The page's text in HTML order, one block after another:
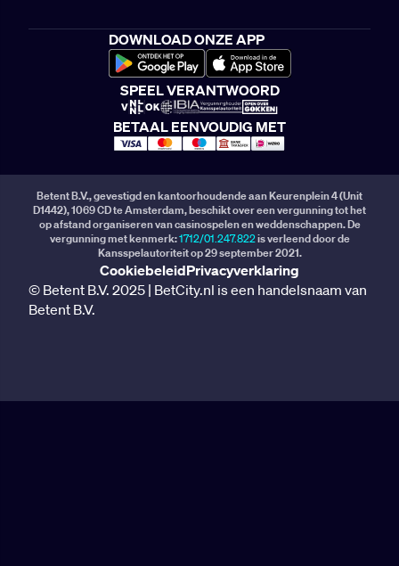
DOWNLOAD ONZE APP
SPEEL VERANTWOORD
BETAAL EENVOUDIG MET
Betent B.V., gevestigd en kantoorhoudende aan Keurenplein 4 (Unit
D1442), 1069 CD te Amsterdam, beschikt over een vergunning tot het
op afstand organiseren van casinospelen en weddenschappen. De
vergunning met kenmerk:1712/01.247.822is verleend door de
Kansspelautoriteit op 29 september 2021.
CookiebeleidPrivacyverklaring
© Betent B.V. 2025 | BetCity.nl is een handelsnaam van
Betent B.V.